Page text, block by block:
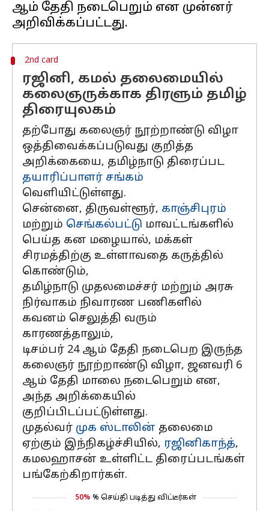
ஆம் தேதி நடைபெறும் என முன்னர்
2nd card
ரஜினி, கமல் தலைமையில்
கலைஞருக்காக திரளும் தமிழ்
திரையுலகம்
தற்போது கலைஞர் நூற்றாண்டு விழா
ஒத்திவைக்கப்படுவது குறித்த
அறிக்கையை, தமிழ்நாடு திரைப்பட
தயாரிப்பாளர் சங்கம்
வெளியிட்டுள்ளது.
சென்னை, திருவள்ளூர், காஞ்சிபுரம்
மற்றும் செங்கல்பட்டு மாவட்டங்களில்
பெய்த கன மழையால், மக்கள்
சிரமத்திற்கு உள்ளாவதை கருத்தில்
கொண்டும்,
தமிழ்நாடு முதலமைச்சர் மற்றும் அரசு
நிர்வாகம் நிவாரண பணிகளில்
கவனம் செலுத்தி வரும்
காரணத்தாலும்,
டிசம்பர் 24 ஆம் தேதி நடைபெற இருந்த
கலைஞர் நூற்றாண்டு விழா, ஜனவரி 6
ஆம் தேதி மாலை நடைபெறும் என,
அந்த அறிக்கையில்
குறிப்பிடப்பட்டுள்ளது.
முதல்வர் முக ஸ்டாலின் தலைமை
ஏற்கும் இந்நிகழ்ச்சியில், ரஜினிகாந்த்,
கமலஹாசன் உள்ளிட்ட திரைப்படங்கள்
பங்கேற்கிறார்கள்.
50% % செய்தி படித்து விட்டீர்கள்